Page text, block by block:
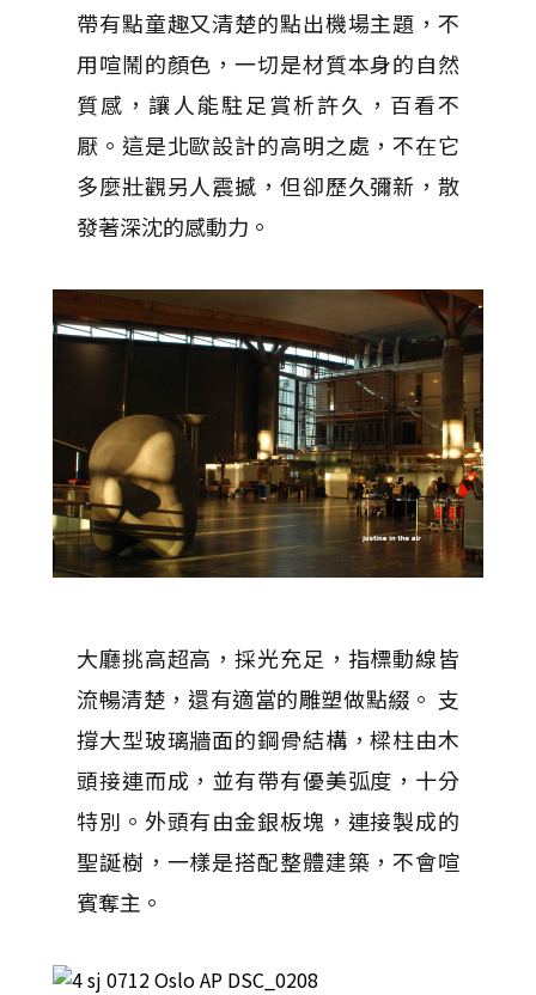
帶有點童趣又清楚的點出機場主題，不
用喧鬧的顏色，一切是材質本身的自然
質感，讓人能駐足賞析許久，百看不
厭。這是北歐設計的高明之處，不在它
多麼壯觀另人震撼，但卻歷久彌新，散
發著深沈的感動力。
大廳挑高超高，採光充足，指標動線皆
流暢清楚，還有適當的雕塑做點綴。 支
撐大型玻璃牆面的鋼骨結構，樑柱由木
頭接連而成，並有帶有優美弧度，十分
特別。外頭有由金銀板塊，連接製成的
聖誕樹，一樣是搭配整體建築，不會喧
賓奪主。